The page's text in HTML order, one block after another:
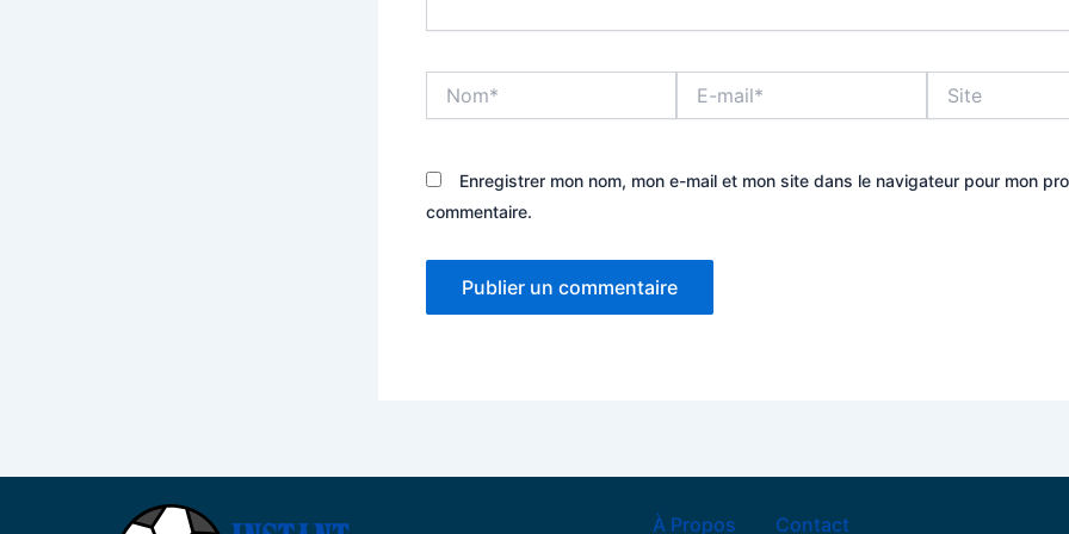
mail*
Enregistrer mon nom, mon e-mail et mon site dans le navigateur pour mon
commentaire.
À Propos Contact